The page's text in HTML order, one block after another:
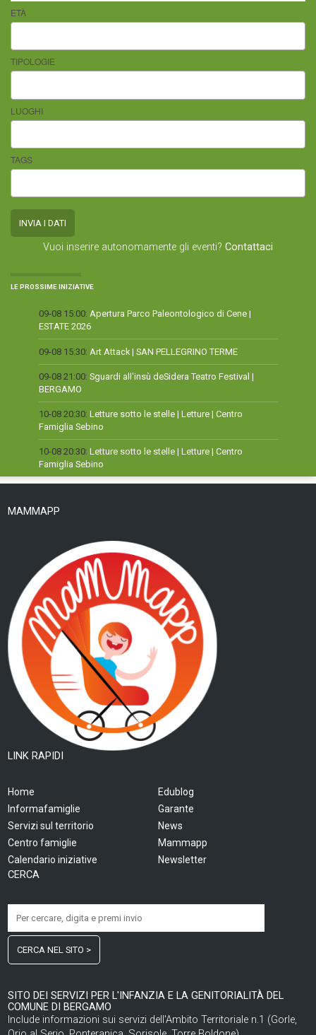
ETÀ
TIPOLOGIE
LUOGHI
TAGS
Vuoi inserire autonomamente gli eventi? Contattaci
LE PROSSIME INIZIATIVE
09-08 15:00: Apertura Parco Paleontologico di Cene |
ESTATE 2026
09-08 15:30: Art Attack | SAN PELLEGRINO TERME
09-08 21:00: Sguardi all'insù deSidera Teatro Festival |
BERGAMO
10-08 20:30: Letture sotto le stelle | Letture | Centro
Famiglia Sebino
10-08 20:30: Letture sotto le stelle | Letture | Centro
Famiglia Sebino
MAMMAPP
LINK RAPIDI
Home
Informafamiglie
Servizi sul territorio
Centro famiglie
Calendario iniziative
Edublog
Garante
News
Mammapp
Newsletter
CERCA
CERCA NEL SITO >
SITO DEI SERVIZI PER L'INFANZIA E LA GENITORIALITÀ DEL
COMUNE DI BERGAMO
Include informazioni sui servizi dell'Ambito Territoriale n.1 (Gorle,